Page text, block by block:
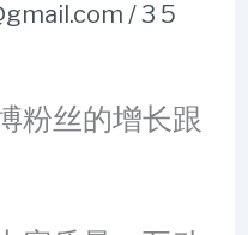
/3 5
粉丝的增长跟